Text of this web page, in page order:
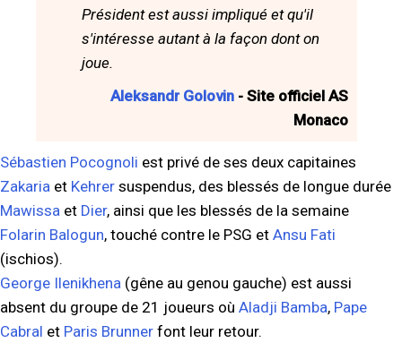
Président est aussi impliqué et qu'il
s'intéresse autant à la façon dont on
joue.
Aleksandr Golovin - Site officiel AS
Monaco
Sébastien Pocognoli est privé de ses deux capitaines
Zakaria et Kehrer suspendus, des blessés de longue durée
Mawissa et Dier, ainsi que les blessés de la semaine
Folarin Balogun, touché contre le PSG et Ansu Fati
(ischios).
George Ilenikhena (gêne au genou gauche) est aussi
absent du groupe de 21 joueurs où Aladji Bamba, Pape
Cabral et Paris Brunner font leur retour.